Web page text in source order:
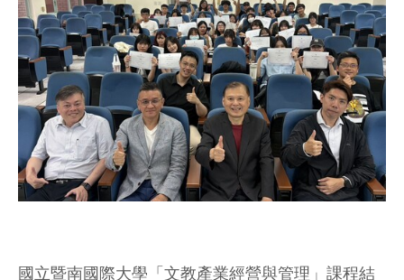
國立暨南國際大學「文教產業經營與管理」課程結